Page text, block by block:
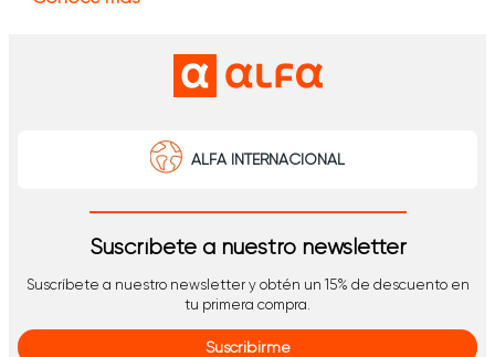
ALFA INTERNACIONAL
Suscríbete a nuestro newsletter
Suscríbete a nuestro newsletter y obtén un 15% de descuento en
tu primera compra.
Suscribirme